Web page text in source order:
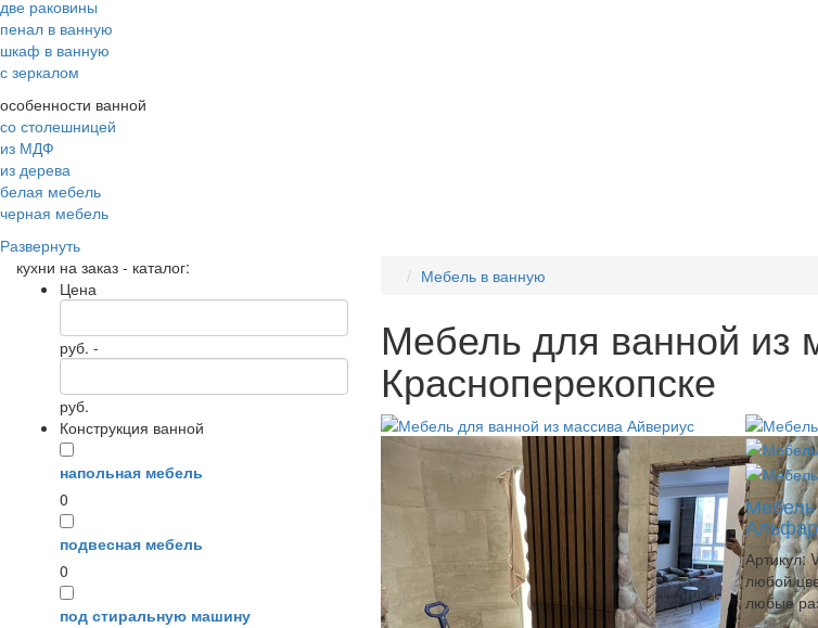
две раковины
пенал в ванную
шкаф в ванную
с зеркалом
особенности ванной
со столешницей
из МДФ
из дерева
белая мебель
черная мебель
Развернуть
кухни на заказ - каталог:
Цена
руб. -
руб.
Конструкция ванной
напольная мебель
0
подвесная мебель
0
под стиральную машину
Мебель в ванную
Мебель для ванной из
Красноперекопске
Мебель
Артикул:
любой
любые